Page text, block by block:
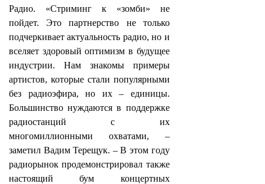
Радио. «Стриминг к «зомби» не
пойдет. Это партнерство не только
подчеркивает актуальность радио, но и
вселяет здоровый оптимизм в будущее
индустрии. Нам знакомы примеры
артистов, которые стали популярными
без радиоэфира, но их – единицы.
Большинство нуждаются в поддержке
радиостанций с их
многомиллионными охватами, –
заметил Вадим Терещук. – В этом году
радиорынок продемонстрировал также
настоящий бум концертных